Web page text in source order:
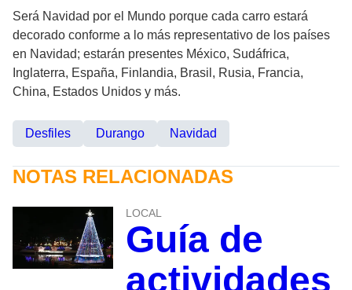
Será Navidad por el Mundo porque cada carro estará
decorado conforme a lo más representativo de los países
en Navidad; estarán presentes México, Sudáfrica,
Inglaterra, España, Finlandia, Brasil, Rusia, Francia,
China, Estados Unidos y más.
Desfiles Durango Navidad
NOTAS RELACIONADAS
LOCAL
Guía de
actividades